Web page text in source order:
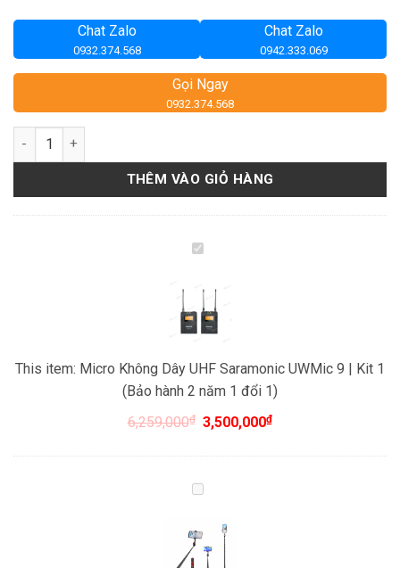
Chat Zalo
0932.374.568
Chat Zalo
0942.333.069
Gọi Ngay
0932.374.568
Số lượng
THÊM VÀO GIỎ HÀNG
Micro
Dây
UHF
Saramonic
9
|
Kit
(Bảo
2
1
đổi
This item: Micro Không Dây UHF Saramonic UWMic 9 | Kit 1
(Bảo hành 2 năm 1 đổi 1)
6,259,000₫ 3,500,000₫
Gậy
sướng
1,5m